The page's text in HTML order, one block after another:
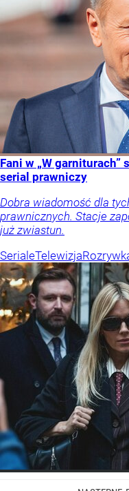
Fani w „W
serial prawniczy
Dobra wiadomość dla
prawnicznych. Stacje
już zwiastun.
SerialeTelewizja